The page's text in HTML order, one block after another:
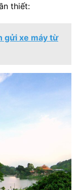
thiết:
gửi xe máy từ